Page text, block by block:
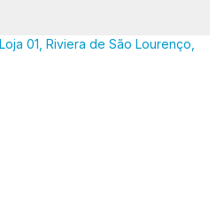
01, Riviera de São Lourenço,